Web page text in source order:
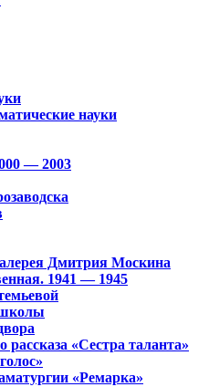
науки
— 2003
Дмитрия Москина
1941 — 1945
рассказа «Сестра таланта»
«Ремарка»